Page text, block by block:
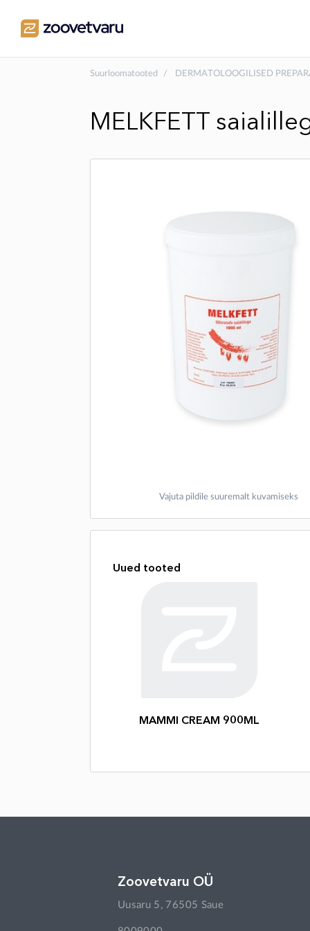
Suurloomatooted DERMATOLOOGILISED
MELKFETT
Vajuta pildile suuremalt kuvamiseks
Uued tooted
MAMMI CREAM 900ML
Zoovetvaru OÜ
Uusaru 5, 76505 Saue